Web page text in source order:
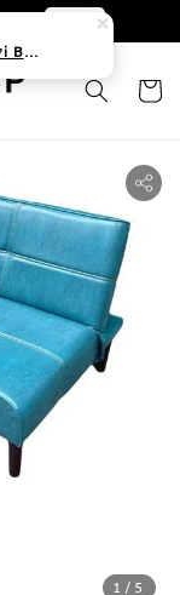
1 /5
Tekkashop HDGD200 Ghế lười Beanbag form truyền thống, chất liệu Olefin canvas kháng nước, màu xanh biển, có thể sử dụng trong nhà và cả ngoài trời, có quai xách